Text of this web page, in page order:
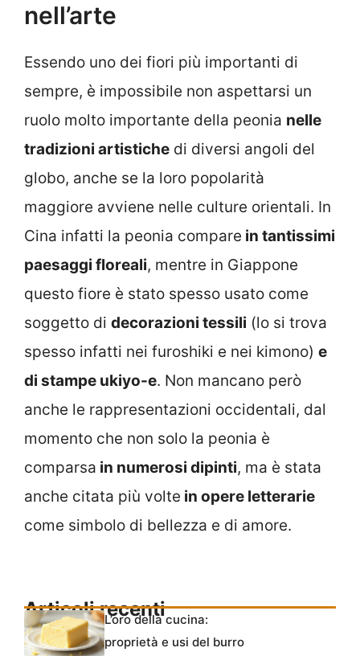
nell’arte
Essendo uno dei fiori più importanti di
sempre, è impossibile non aspettarsi un
ruolo molto importante della peonia nelle
tradizioni artistiche di diversi angoli del
globo, anche se la loro popolarità
maggiore avviene nelle culture orientali. In
Cina infatti la peonia compare in tantissimi
paesaggi floreali, mentre in Giappone
questo fiore è stato spesso usato come
soggetto di decorazioni tessili (lo si trova
spesso infatti nei furoshiki e nei kimono) e
di stampe ukiyo-e. Non mancano però
anche le rappresentazioni occidentali, dal
momento che non solo la peonia è
comparsa in numerosi dipinti, ma è stata
anche citata più volte in opere letterarie
come simbolo di bellezza e di amore.
Articoli recenti
L’oro della cucina:
proprietà e usi del burro